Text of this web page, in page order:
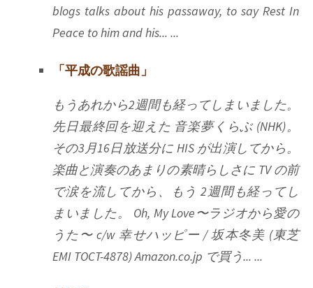
blogs talks about his passaway, to say Rest In
Peace to him and his... ...
「平成の歌謡曲」
もうあれから2週間も経ってしまいました。
先日最終回を迎えた 音楽夢くらぶ (NHK)。
その3月16日放送分に HIS が出演してから。
楽曲と演奏のあまりの素晴らしさに TV の前
で涙を流してから、もう 2週間も経ってし
まいました。 Oh, My Love〜ラジオから愛の
うた〜 c/w 幸せハッピー / 坂本冬美 (東芝
EMI TOCT-4878) Amazon.co.jp で買う... ...